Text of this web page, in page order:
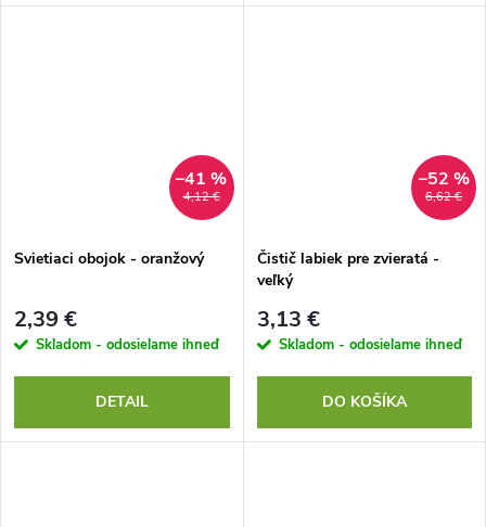
4,12 €
–41 %
Svietiaci obojok - oranžový
2,39 €
Skladom - odosielame ihneď
DETAIL
6,62 €
–52 %
Čistič labiek pre zvieratá -
veľký
3,13 €
Skladom - odosielame ihneď
DO KOŠÍKA